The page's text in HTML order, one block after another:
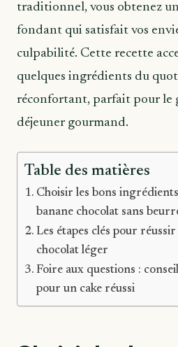
traditionnel, vous obtenez
fondant qui satisfait vos
culpabilité. Cette recette
quelques ingrédients du
réconfortant, parfait pour le
déjeuner gourmand.
Table des matières
Choisir les bons
banane chocolat sans
Les étapes clés pour
chocolat léger
Foire aux questions :
pour un cake réussi